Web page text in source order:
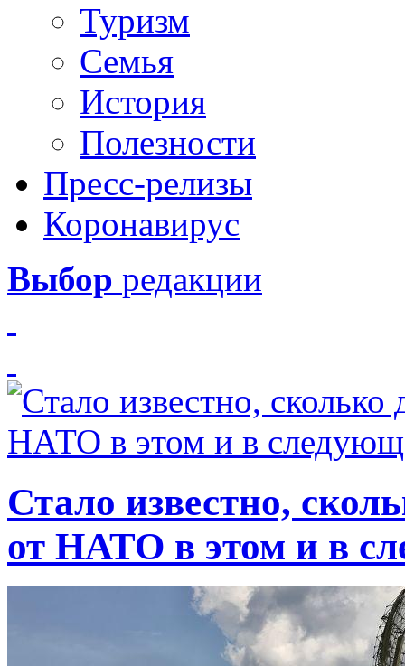
Туризм
Семья
История
Полезности
Пресс-релизы
Коронавирус
Выбор редакции
Стало известно,
от НАТО в этом и в